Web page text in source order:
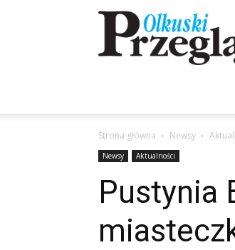
Przegląd
Olkuski
Strona główna Newsy
Newsy Aktualności
Pustynia